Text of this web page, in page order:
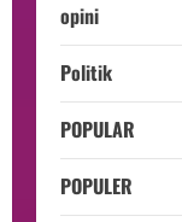
opini
Politik
POPULAR
POPULER